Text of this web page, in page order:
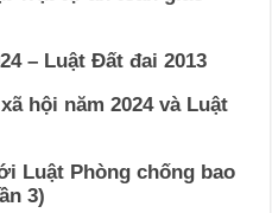
– Luật Đất đai 2013
hội năm 2024 và Luật
Luật Phòng chống bao
3)